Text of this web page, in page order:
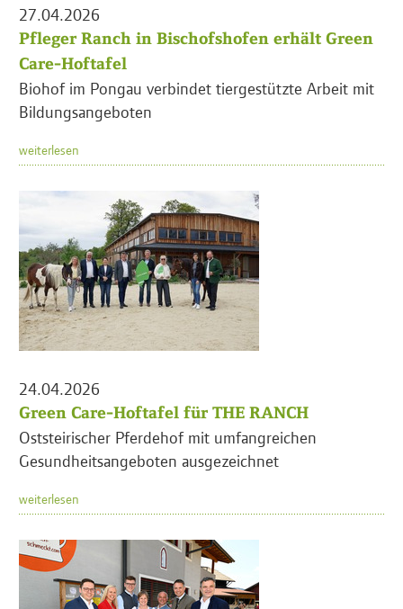
27.04.2026
Pfleger Ranch in Bischofshofen erhält Green
Care-Hoftafel
Biohof im Pongau verbindet tiergestützte Arbeit mit
Bildungsangeboten
weiterlesen
24.04.2026
Green Care-Hoftafel für THE RANCH
Oststeirischer Pferdehof mit umfangreichen
Gesundheitsangeboten ausgezeichnet
weiterlesen